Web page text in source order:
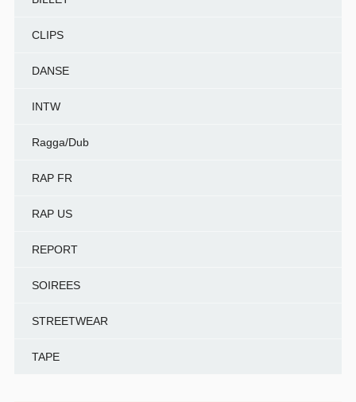
CLIPS
DANSE
INTW
Ragga/Dub
RAP FR
RAP US
REPORT
SOIREES
STREETWEAR
TAPE